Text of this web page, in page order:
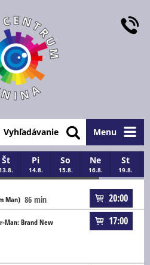
Menu
Vyhľadávanie
Št Pi
14.8.
So
15.8.
Ne
16.8.
St
19.8.
Man) 86 min
20:00
Man: Brand New
17:00